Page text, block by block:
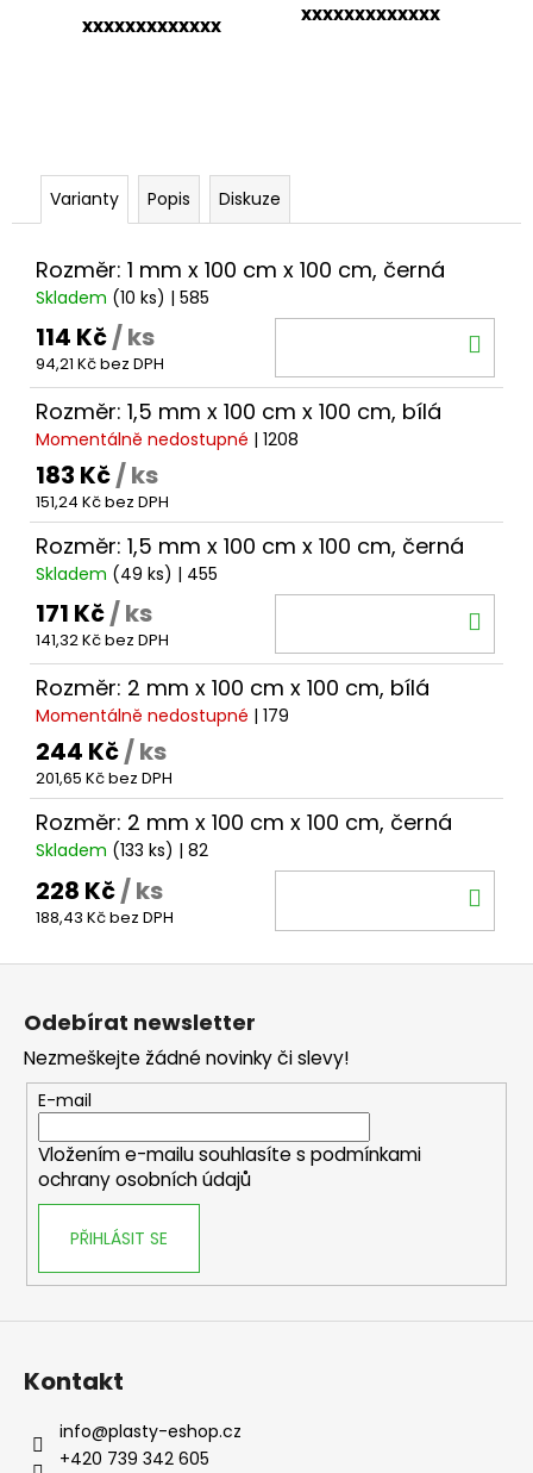
xxxxxxxxxxxxx xxxxxxxxxxxxx
Varianty Popis Diskuze
Rozměr: 1 mm x 100 cm x 100 cm, černá
Skladem (10 ks) | 585
114 Kč/ ks
94,21 Kč bez DPH
Rozměr: 1,5 mm x 100 cm x 100 cm, bílá
Momentálně nedostupné | 1208
183 Kč/ ks
151,24 Kč bez DPH
Rozměr: 1,5 mm x 100 cm x 100 cm, černá
Skladem (49 ks) | 455
171 Kč/ ks
141,32 Kč bez DPH
Rozměr: 2 mm x 100 cm x 100 cm, bílá
Momentálně nedostupné | 179
244 Kč/ ks
201,65 Kč bez DPH
Rozměr: 2 mm x 100 cm x 100 cm, černá
Skladem (133 ks) | 82
228 Kč/ ks
188,43 Kč bez DPH
Z
Odebírat newsletter
Nezmeškejte žádné novinky či slevy!
E-mail
Vložením e-mailu souhlasíte s podmínkami
ochrany osobních údajů
PŘIHLÁSIT SE
Kontakt
info@plasty-eshop.cz
+420 739 342 605